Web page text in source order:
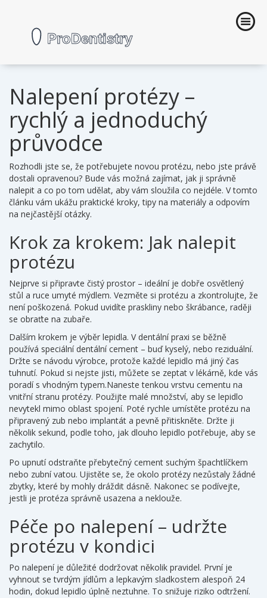
Nalepení protézy –
rychlý a jednoduchý
průvodce
Rozhodli jste se, že potřebujete novou protézu, nebo jste právě
dostali opravenou? Bude vás možná zajímat, jak ji správně
nalepit a co po tom udělat, aby vám sloužila co nejdéle. V tomto
článku vám ukážu praktické kroky, tipy na materiály a odpovím
na nejčastější otázky.
Krok za krokem: Jak nalepit
protézu
Nejprve si připravte čistý prostor – ideální je dobře osvětlený
stůl a ruce umyté mýdlem. Vezměte si protézu a zkontrolujte, že
není poškozená. Pokud uvidíte praskliny nebo škrábance, raději
se obraťte na zubaře.
Dalším krokem je výběr lepidla. V dentální praxi se běžně
používá speciální dentální cement – buď kyselý, nebo reziduální.
Držte se návodu výrobce, protože každé lepidlo má jiný čas
tuhnutí. Pokud si nejste jisti, můžete se zeptat v lékárně, kde vás
poradí s vhodným typem.Naneste tenkou vrstvu cementu na
vnitřní stranu protézy. Použijte malé množství, aby se lepidlo
nevytekl mimo oblast spojení. Poté rychle umístěte protézu na
připravený zub nebo implantát a pevně přitiskněte. Držte ji
několik sekund, podle toho, jak dlouho lepidlo potřebuje, aby se
zachytilo.
Po upnutí odstraňte přebytečný cement suchým špachtlíčkem
nebo zubní vatou. Ujistěte se, že okolo protézy nezůstaly žádné
zbytky, které by mohly dráždit dásně. Nakonec se podívejte,
jestli je protéza správně usazena a neklouže.
Péče po nalepení – udržte
protézu v kondici
Po nalepení je důležité dodržovat několik pravidel. První je
vyhnout se tvrdým jídlům a lepkavým sladkostem alespoň 24
hodin, dokud lepidlo úplně neztuhne. To snižuje riziko odtržení.